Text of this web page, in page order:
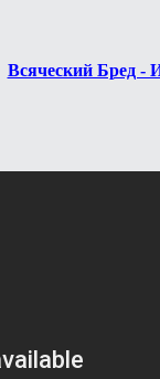
Всяческий Бред -